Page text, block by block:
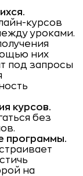
курсов
уроками.
них
под запросы
курсов.
без
программы.
на